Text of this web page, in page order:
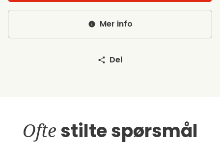
Mer info
Del
Ofte stilte spørsmål